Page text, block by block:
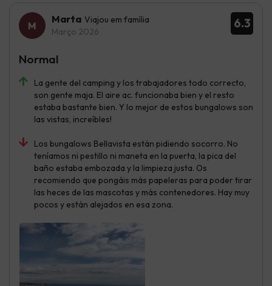
6.3
Marta Viajou em família
Março 2026
La gente del camping y los trabajadores todo correcto,
son gente maja. El aire ac. funcionaba bien y el resto
estaba bastante bien. Y lo mejor de estos bungalows son
las vistas, increíbles!
Los bungalows Bellavista están pidiendo socorro. No
teníamos ni pestillo ni maneta en la puerta, la pica del
baño estaba embozada y la limpieza justa. Os
recomiendo que pongáis más papeleras para poder tirar
las heces de las mascotas y más contenedores. Hay muy
pocos y están alejados en esa zona.
Normal